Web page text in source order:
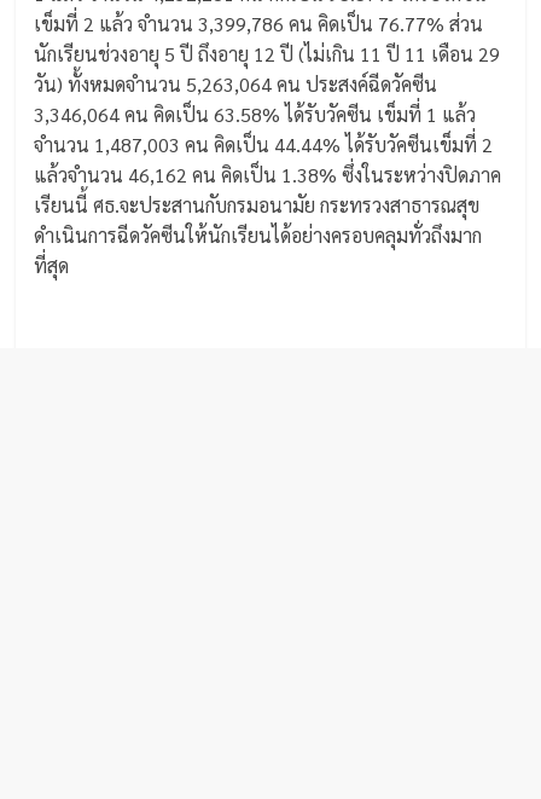
เข็มที่ 2 แล้ว จำนวน 3,399,786 คน คิดเป็น 76.77% ส่วน
นักเรียนช่วงอายุ 5 ปี ถึงอายุ 12 ปี (ไม่เกิน 11 ปี 11 เดือน 29
วัน) ทั้งหมดจำนวน 5,263,064 คน ประสงค์ฉีดวัคซีน
3,346,064 คน คิดเป็น 63.58% ได้รับวัคซีน เข็มที่ 1 แล้ว
จำนวน 1,487,003 คน คิดเป็น 44.44% ได้รับวัคซีนเข็มที่ 2
แล้วจำนวน 46,162 คน คิดเป็น 1.38% ซึ่งในระหว่างปิดภาค
เรียนนี้ ศธ.จะประสานกับกรมอนามัย กระทรวงสาธารณสุข
ดำเนินการฉีดวัคซีนให้นักเรียนได้อย่างครอบคลุมทั่วถึงมาก
ที่สุด